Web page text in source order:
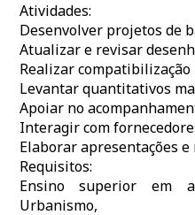
Atividades:
Desenvolver projetos de
Atualizar e revisar
Realizar
Levantar quantitativos
Apoiar no
Interagir com
Elaborar apresentações
Requisitos:
Ensino superior em
Urbanismo,